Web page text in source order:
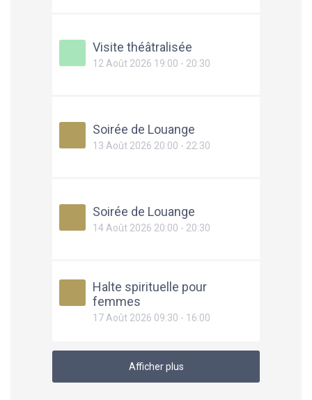
Visite théâtralisée
12 Août 2026 19:00 - 20:30
Soirée de Louange
13 Août 2026 20:00 - 22:30
Soirée de Louange
14 Août 2026 20:00 - 20:30
Halte spirituelle pour
femmes
17 Août 2026 09:30 - 16:00
Afficher plus